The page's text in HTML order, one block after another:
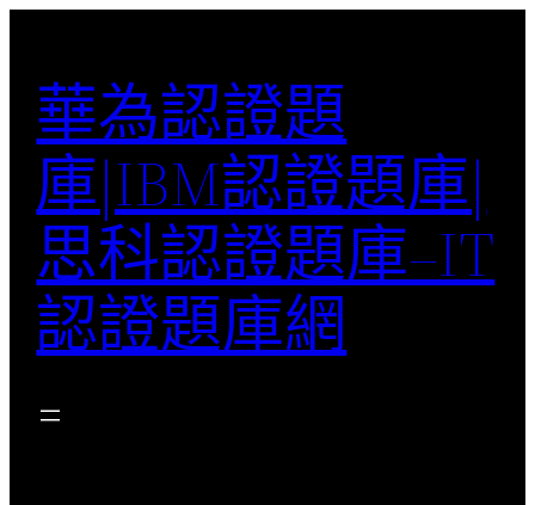
華為認證題
庫|IBM認證題庫|
思科認證題庫–IT
認證題庫網